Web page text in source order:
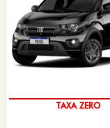
TAXA ZERO